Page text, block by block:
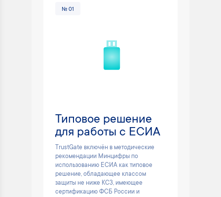
№ 01
Типовое решение
для работы с ЕСИА
TrustGate включён в методические
рекомендации Минцифры по
использованию ЕСИА как типовое
решение, обладающее классом
защиты не ниже КС3, имеющее
сертификацию ФСБ России и